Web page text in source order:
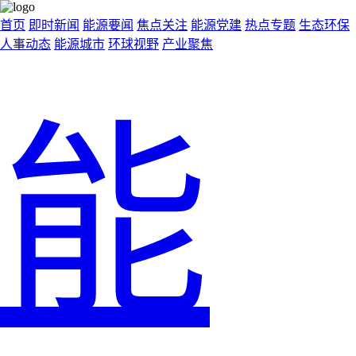
首页 即时新闻 能源要闻 焦点关注 能源党建 热点专题 生态环保
人事动态 能源城市 环球视野 产业聚焦
能